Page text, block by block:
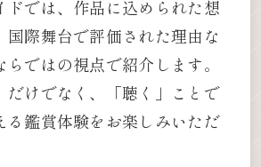
ドでは、作品に込められた想
国際舞台で評価された理由な
らではの視点で紹介します。
だけでなく、「聴く」ことで
る鑑賞体験をお楽しみいただ